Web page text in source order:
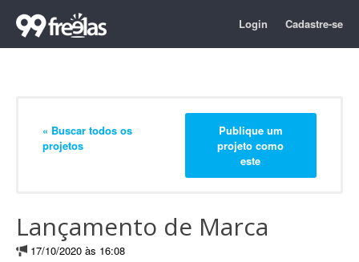
Login Cadastre-se
« Buscar todos os
projetos
Publique um
projeto como
este
Lançamento de Marca
17/10/2020 às 16:08